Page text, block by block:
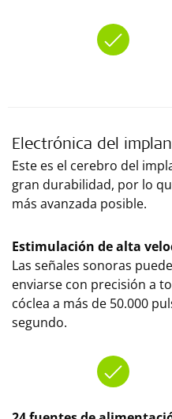
Electrónica del
Este es el cerebro del
gran durabilidad, por lo
más avanzada posible.
Estimulación de alta
Las señales sonoras
enviarse con precisión a
cóclea a más de 50.000
segundo.